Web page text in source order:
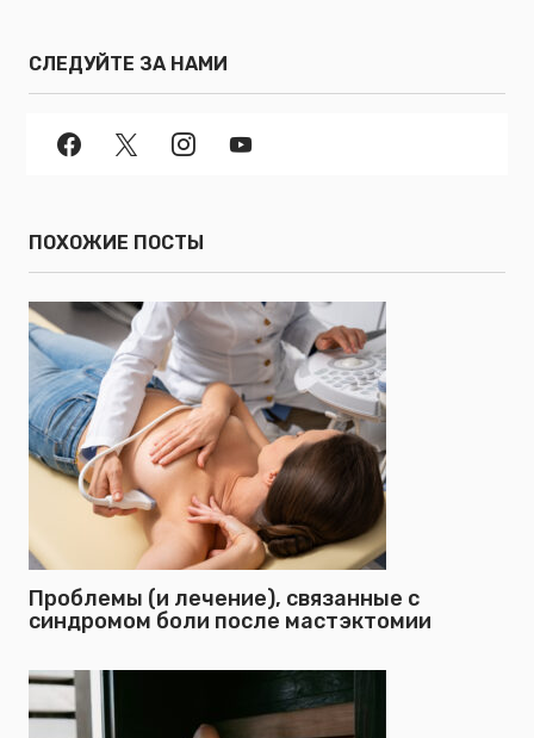
СЛЕДУЙТЕ ЗА НАМИ
ПОХОЖИЕ ПОСТЫ
Проблемы (и лечение), связанные с
синдромом боли после мастэктомии